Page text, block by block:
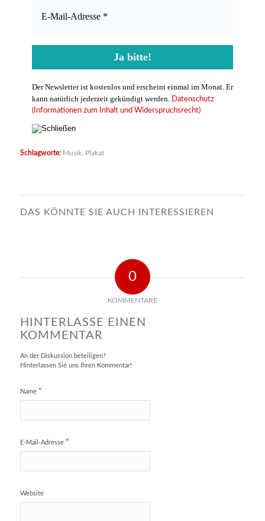
Der Newsletter ist kostenlos und erscheint einmal im Monat. Er
kann natürlich jederzeit gekündigt werden.
Datenschutz
(Informationen zum Inhalt und Widerspruchsrecht)
Schlagworte: Musik, Plakat
DAS KÖNNTE SIE AUCH INTERESSIEREN
0
KOMMENTARE
HINTERLASSE EINEN
KOMMENTAR
An der Diskussion beteiligen?
Hinterlassen Sie uns Ihren Kommentar!
Name *
E-Mail-Adresse *
Website